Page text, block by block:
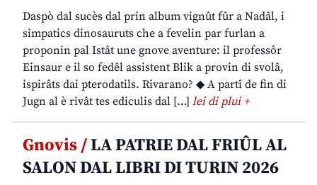
Daspò dal sucès dal prin album vignût fûr a Nadâl, i
simpatics dinosauruts che a fevelin par furlan a
proponin pal Istât une gnove aventure: il professôr
Einsaur e il so fedêl assistent Blik a provin di svolâ,
ispirâts dai pterodatils. Rivarano? ◆ A partî de fin di
Jugn al è rivât tes ediculis dal […] lei di plui +
Gnovis /LA PATRIE DAL FRIÛL AL
SALON DAL LIBRI DI TURIN 2026